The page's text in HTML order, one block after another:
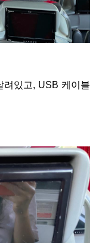
려있고, USB 케이블